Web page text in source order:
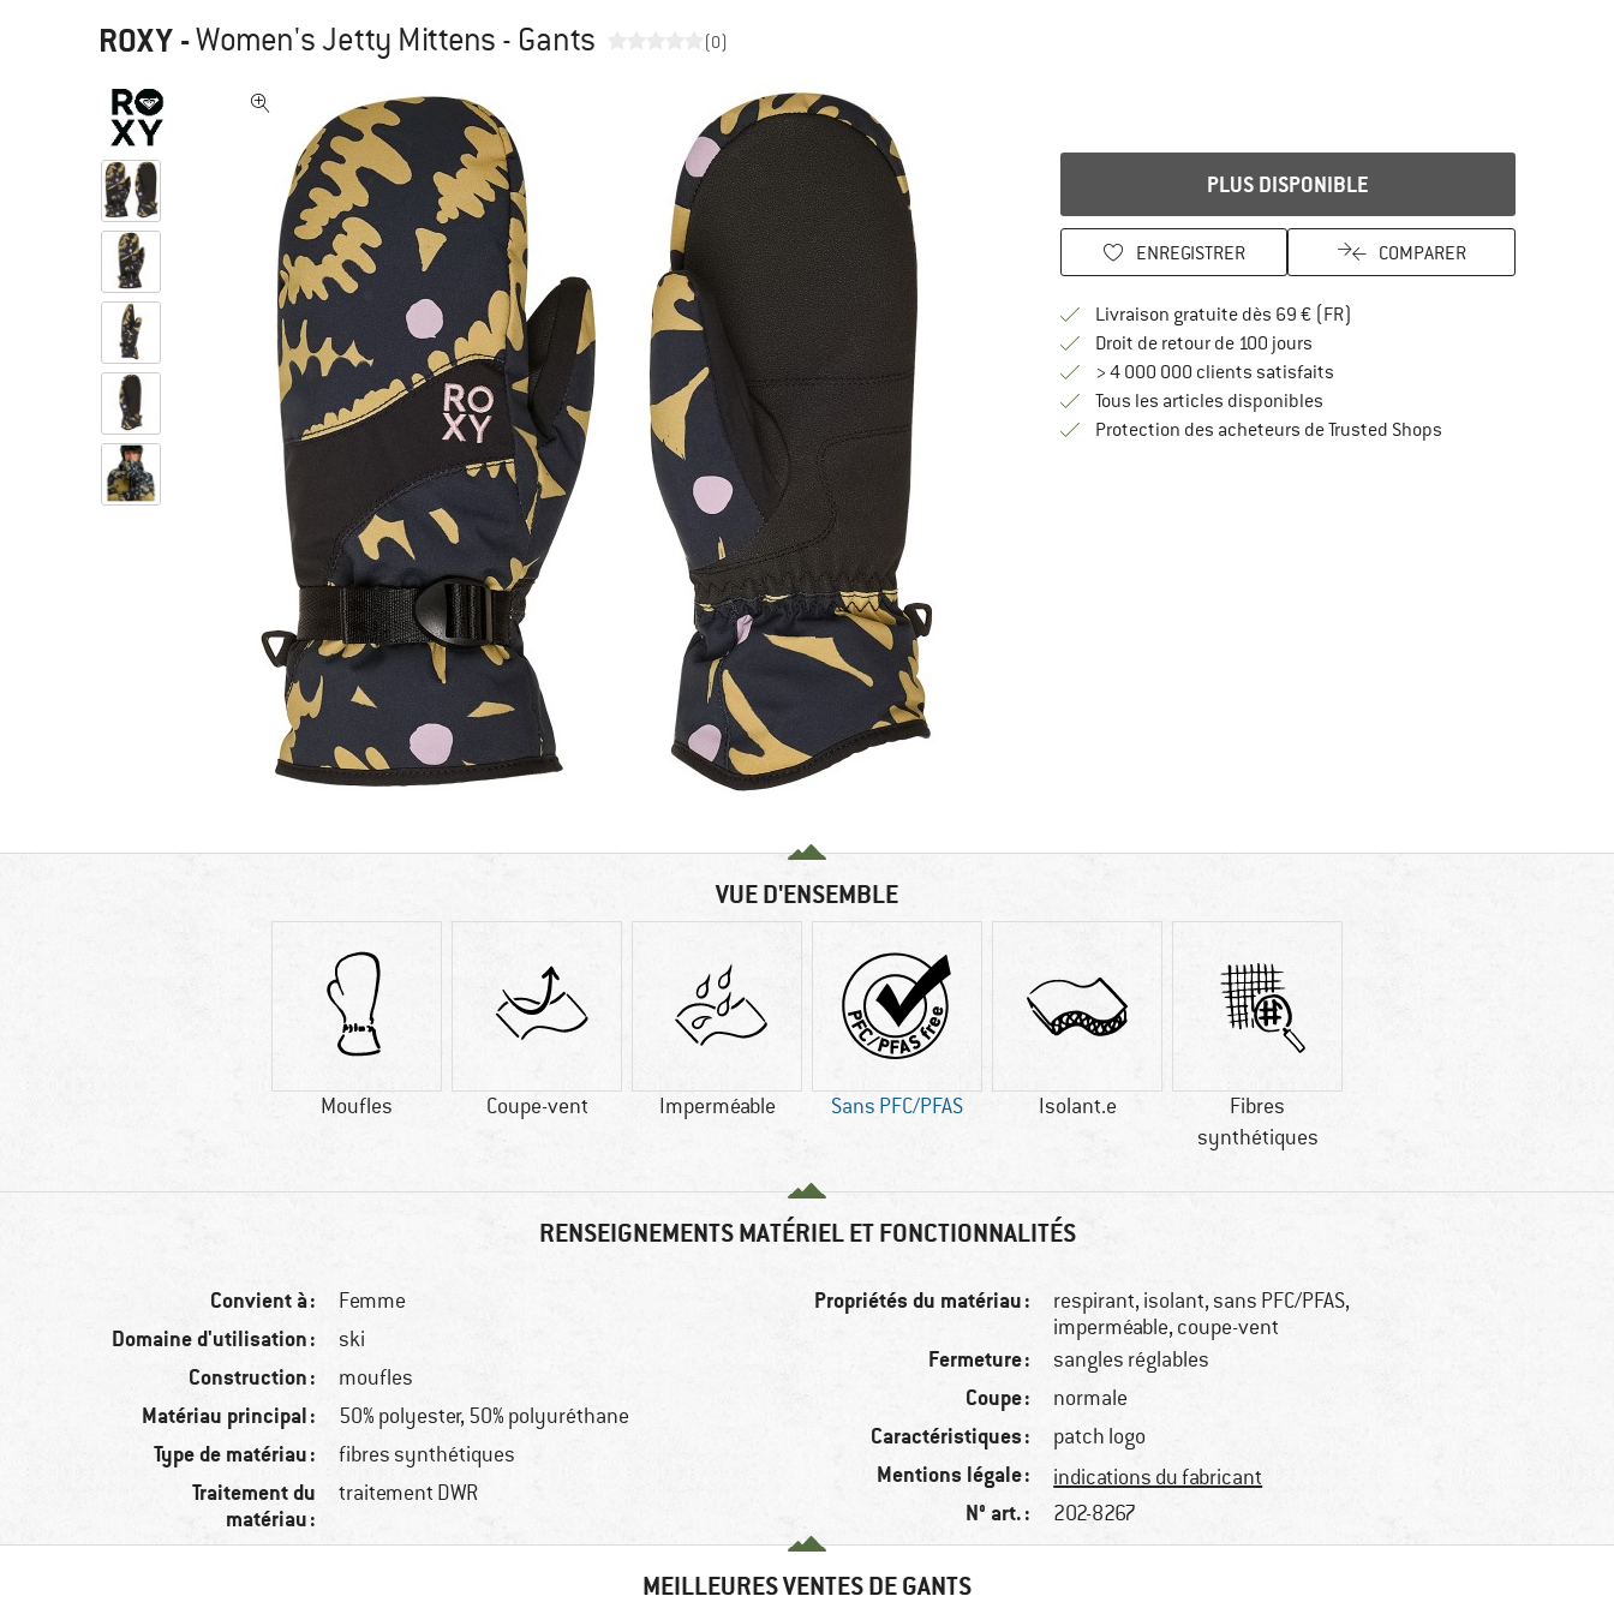
ROXY -Women's Jetty Mittens - Gants (0)
PLUS DISPONIBLE
ENREGISTRER COMPARER
Livraison gratuite dès 69 € (FR)
Droit de retour de 100 joursTrouve les informations de
> 4 000 000 clients satisfaits
Tous les articles disponibles
Protection des acheteurs de Trusted ShopsTrouve toutes les
VUE D'ENSEMBLE
Moufles Coupe-vent Imperméable Sans PFC/PFAS Isolant.e
Fibres
synthétiques
RENSEIGNEMENTS MATÉRIEL ET FONCTIONNALITÉS
Convient à : Femme
Domaine d'utilisation : ski
Construction : moufles
Matériau principal : 50% polyester, 50% polyuréthane
Type de matériau : fibres synthétiques
Traitement du
matériau :
traitement DWR
Propriétés du matériau :
respirant, isolant, sans PFC/PFAS,
imperméable, coupe-vent
Fermeture : sangles réglables
Coupe : normale
Caractéristiques : patch logo
Mentions légale : indications du fabricant
N° art. : 202-8267
MEILLEURES VENTES DE GANTS